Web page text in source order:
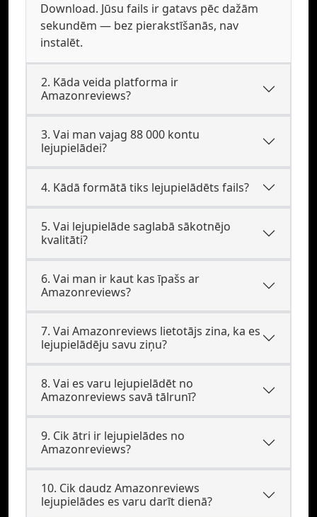
Download. Jūsu fails ir gatavs pēc dažām
sekundēm — bez pierakstīšanās, nav
instalēt.
2. Kāda veida platforma ir
Amazonreviews?
3. Vai man vajag 88 000 kontu
lejupielādei?
4. Kādā formātā tiks lejupielādēts fails?
5. Vai lejupielāde saglabā sākotnējo
kvalitāti?
6. Vai man ir kaut kas īpašs ar
Amazonreviews?
7. Vai Amazonreviews lietotājs zina, ka es
lejupielādēju savu ziņu?
8. Vai es varu lejupielādēt no
Amazonreviews savā tālrunī?
9. Cik ātri ir lejupielādes no
Amazonreviews?
10. Cik daudz Amazonreviews
lejupielādes es varu darīt dienā?